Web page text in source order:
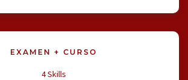
EXAMEN + CURSO
4 Skills